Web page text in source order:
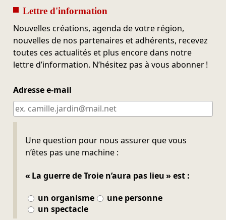
Lettre d'information
Nouvelles créations, agenda de votre région,
nouvelles de nos partenaires et adhérents, recevez
toutes ces actualités et plus encore dans notre
lettre d’information. N’hésitez pas à vous abonner !
Adresse e-mail
Une question pour nous assurer que vous
n’êtes pas une machine :
« La guerre de Troie n’aura pas lieu » est :
un organisme
une personne
un spectacle
Ne pas remplir